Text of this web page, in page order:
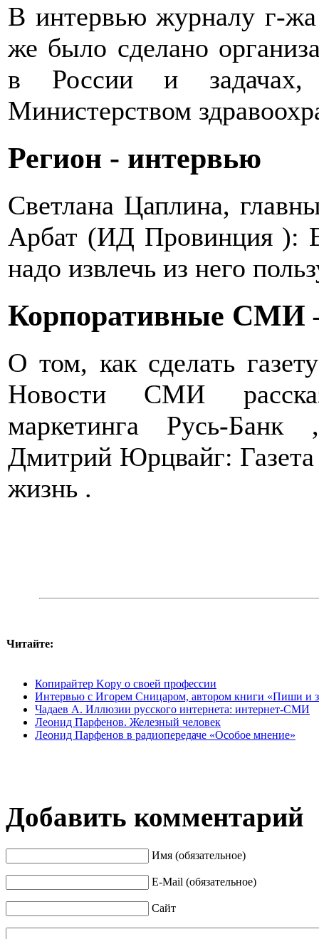
В интервью журналу г-жа
же было сделано
в России и задачах,
Министерством
Регион - интервью
Светлана Цаплина,
Арбат (ИД Провинция ):
надо извлечь из него
Корпоративные СМИ
О том, как сделать
Новости СМИ
маркетинга Русь-
Дмитрий Юрцвайг:
жизнь .
Читайте:
Копирайтер Kopy о своей профессии
Интервью с Игорем Сницаром, автором книги «Пиши и
Чадаев А. Иллюзии русского интернета: интернет-СМИ
Леонид Парфенов. Железный человек
Леонид Парфенов в радиопередаче «Особое мнение»
Добавить комментарий
Имя (обязательное)
E-Mail (обязательное)
Сайт